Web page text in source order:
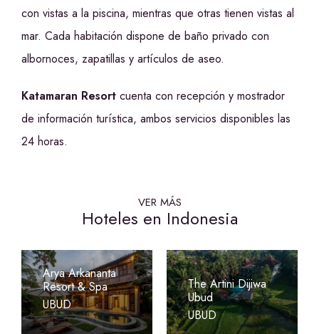
con vistas a la piscina, mientras que otras tienen vistas al
mar. Cada habitación dispone de baño privado con
albornoces, zapatillas y artículos de aseo.
Katamaran Resort cuenta con recepción y mostrador
de información turística, ambos servicios disponibles las
24 horas.
VER MÁS
Hoteles en Indonesia
Arya Arkananta
Resort & Spa
UBUD
The Artini Dijiwa
Ubud
UBUD